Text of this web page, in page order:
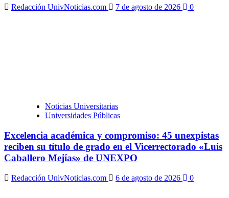
Redacción UnivNoticias.com 7 de agosto de 2026 0
Noticias Universitarias
Universidades Públicas
Excelencia académica y compromiso: 45 unexpistas
reciben su título de grado en el Vicerrectorado «Luis
Caballero Mejías» de UNEXPO
Redacción UnivNoticias.com 6 de agosto de 2026 0